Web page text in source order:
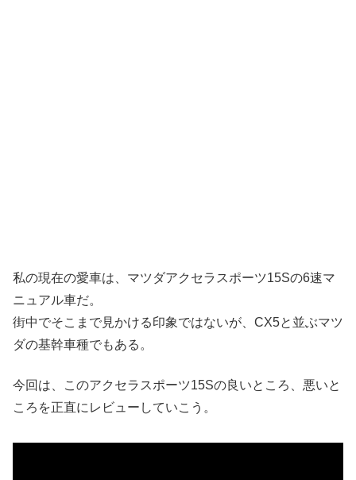
私の現在の愛車は、マツダアクセラスポーツ15Sの6速マ
ニュアル車だ。
街中でそこまで見かける印象ではないが、CX5と並ぶマツ
ダの基幹車種でもある。
今回は、このアクセラスポーツ15Sの良いところ、悪いと
ころを正直にレビューしていこう。